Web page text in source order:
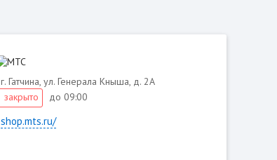
г. Гатчина, ул. Генерала Кныша, д. 2А
закрыто
до 09:00
shop.mts.ru/